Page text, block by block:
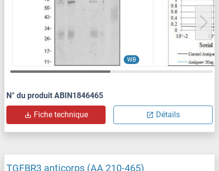
WB
N° du produit ABIN1846465
Fiche technique Détails
TGFBR3 anticorps (AA 210-465)